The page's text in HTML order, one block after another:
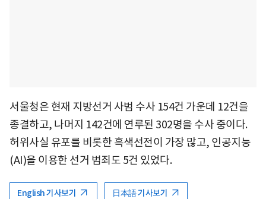
서울청은 현재 지방선거 사범 수사 154건 가운데 12건을
종결하고, 나머지 142건에 연루된 302명을 수사 중이다.
허위사실 유포를 비롯한 흑색선전이 가장 많고, 인공지능
(AI)을 이용한 선거 범죄도 5건 있었다.
English 기사보기 日本語 기사보기